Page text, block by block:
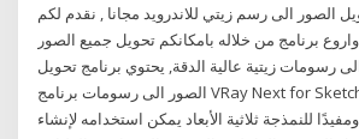
الصور الى رسم زيتي للاندرويد مجانا , نقدم لكم
برنامج من خلاله بامكانكم تحويل جميع الصور
رسومات زيتية عالية الدقة, يحتوي برنامج تحويل
الصور الى رسومات برنامج VRay Next for SketchUp Pro 2021 يعد
للنمذجة ثلاثية الأبعاد يمكن استخدامه لإنشاء